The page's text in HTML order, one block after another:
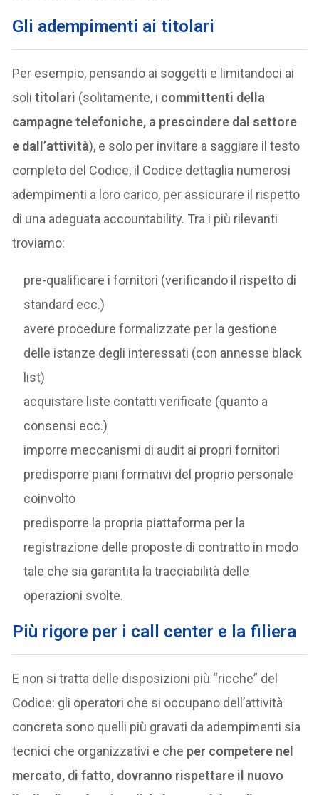
Gli adempimenti ai titolari
Per esempio, pensando ai soggetti e limitandoci ai
solititolari (solitamente, i committenti della
campagne telefoniche, a prescindere dal settore
e dall’attività), e solo per invitare a saggiare il testo
completo del Codice, il Codice dettaglia numerosi
adempimenti a loro carico, per assicurare il rispetto
di una adeguata accountability. Tra i più rilevanti
troviamo:
pre-qualificare i fornitori (verificando il rispetto di
standard ecc.)
avere procedure formalizzate per la gestione
delle istanze degli interessati (con annesse black
list)
acquistare liste contatti verificate (quanto a
consensi ecc.)
imporre meccanismi di audit ai propri fornitori
predisporre piani formativi del proprio personale
coinvolto
predisporre la propria piattaforma per la
registrazione delle proposte di contratto in modo
tale che sia garantita la tracciabilità delle
operazioni svolte.
Più rigore per i call center e la filiera
E non si tratta delle disposizioni più “ricche” del
Codice: gli operatori che si occupano dell’attività
concreta sono quelli più gravati da adempimenti sia
tecnici che organizzativi e che per competere nel
mercato, di fatto, dovranno rispettare il nuovo